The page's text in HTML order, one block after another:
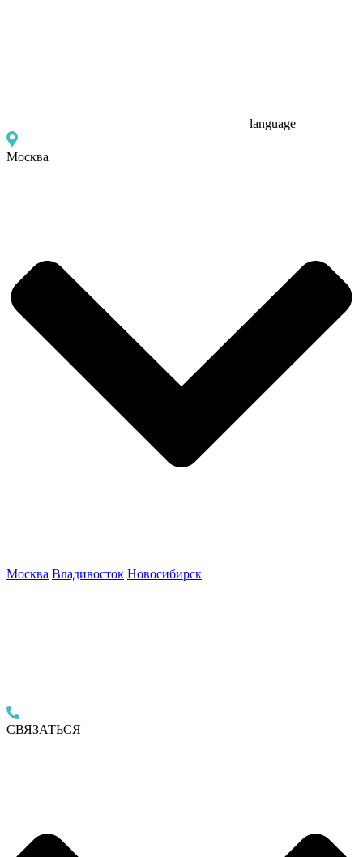
language
Москва
Москва Владивосток Новосибирск
СВЯЗАТЬСЯ